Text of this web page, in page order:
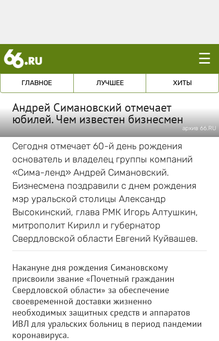
☰
ГЛАВНОЕ ЛУЧШЕЕ ХИТЫ
Андрей Симановский отмечает
юбилей. Чем известен бизнесмен
архив 66.RU
Сегодня отмечает 60-й день рождения
основатель и владелец группы компаний
«Сима-ленд» Андрей Симановский.
Бизнесмена поздравили с днем рождения
мэр уральской столицы Александр
Высокинский, глава РМК Игорь Алтушкин,
митрополит Кирилл и губернатор
Свердловской области Евгений Куйвашев.
Накануне дня рождения Симановскому
присвоили звание «Почетный гражданин
Свердловской области» за обеспечение
своевременной доставки жизненно
необходимых защитных средств и аппаратов
ИВЛ для уральских больниц в период пандемии
коронавируса.